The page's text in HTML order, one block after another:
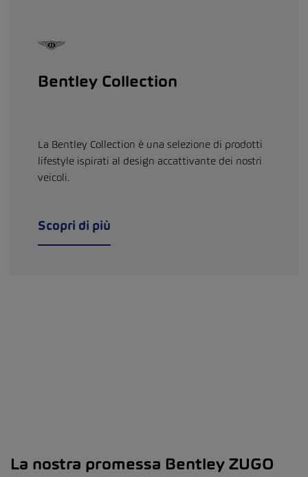
Bentley Collection
La Bentley Collection è una selezione di prodotti
lifestyle ispirati al design accattivante dei nostri
veicoli.
Scopri di più
La nostra promessa Bentley ZUGO